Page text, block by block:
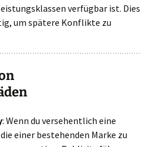
verfügbar ist. Dies
um spätere Konflikte zu
: Wenn du versehentlich eine
einer bestehenden Marke zu